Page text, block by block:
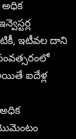
ఇటీవల దాని
ఐదేళ్ల
అధిక